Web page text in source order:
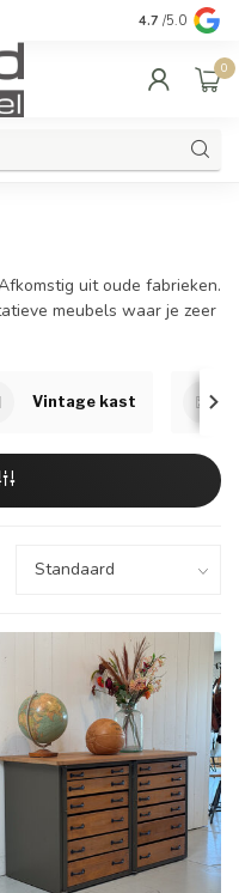
Kwaliteit &
4.7 /5.0
0
uit oude fabrieken.
meubels waar je zeer
Vintage kast